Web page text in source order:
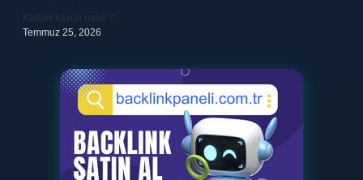
Kallavi kavun nasıl ?
Temmuz 25, 2026